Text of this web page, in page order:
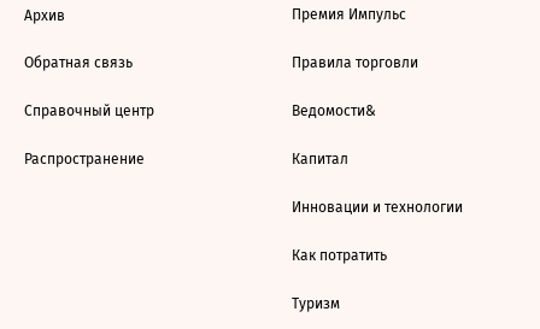
Архив
Обратная связь
Справочный центр
Распространение
Премия Импульс
Правила торговли
Ведомости&
Капитал
Инновации и технологии
Как потратить
Туризм